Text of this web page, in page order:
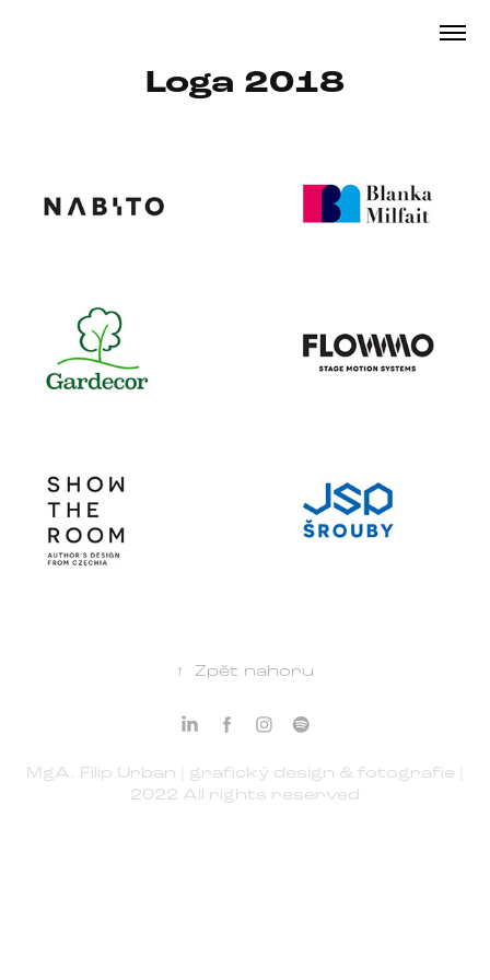
Loga 2018
↑ Zpět nahoru
MgA. Filip Urban | grafický design & fotografie |
2022 All rights reserved